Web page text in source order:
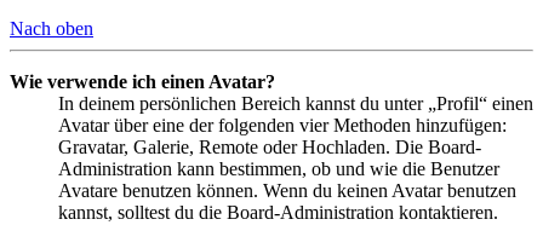
Nach oben
Wie verwende ich einen Avatar?
In deinem persönlichen Bereich kannst du unter „Profil“ einen
Avatar über eine der folgenden vier Methoden hinzufügen:
Gravatar, Galerie, Remote oder Hochladen. Die Board-
Administration kann bestimmen, ob und wie die Benutzer
Avatare benutzen können. Wenn du keinen Avatar benutzen
kannst, solltest du die Board-Administration kontaktieren.